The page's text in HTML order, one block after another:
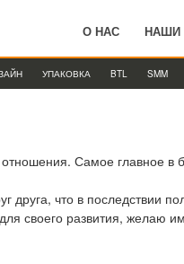
О НАС НАШИ
УПАКОВКА BTL SMM
Самое главное в
что в последствии
своего развития, желаю